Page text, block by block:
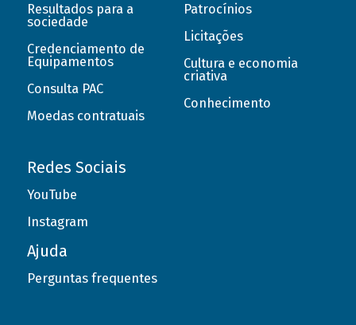
Resultados para a
sociedade
Credenciamento de
Equipamentos
Consulta PAC
Moedas contratuais
Patrocínios
Licitações
Cultura e economia
criativa
Conhecimento
Redes Sociais
YouTube
Instagram
Ajuda
Perguntas frequentes